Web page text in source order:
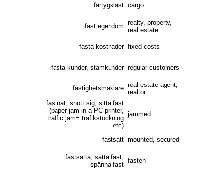
fartygslast cargo
fast egendom realty, property,
real estate
fasta kostnader fixed costs
fasta kunder, stamkunder regular customers
fastighetsmäklare real estate agent,
realtor
fastnat, snott sig, sitta fast
(paper jam in a PC printer,
traffic jam= trafikstockning
etc)
jammed
fastsatt mounted, secured
fastsätta, sätta fast,
spänna fast
fasten